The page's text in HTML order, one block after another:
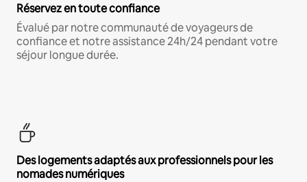
Réservez en toute confiance
Évalué par notre communauté de voyageurs de
confiance et notre assistance 24h/24 pendant votre
séjour longue durée.
Des logements adaptés aux professionnels pour les
nomades numériques